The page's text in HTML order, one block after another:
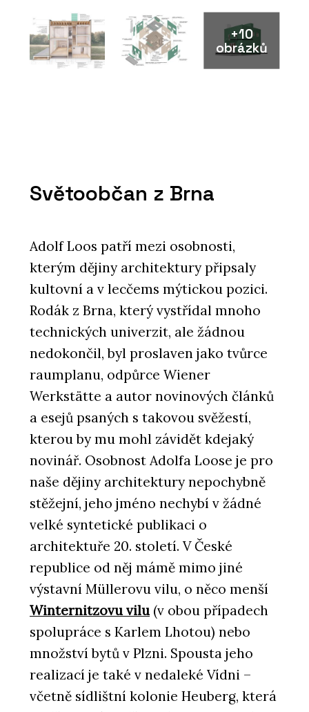
+10
obrázků
Světoobčan z Brna
Adolf Loos patří mezi osobnosti,
kterým dějiny architektury připsaly
kultovní a v lecčems mýtickou pozici.
Rodák z Brna, který vystřídal mnoho
technických univerzit, ale žádnou
nedokončil, byl proslaven jako tvůrce
raumplanu, odpůrce Wiener
Werkstätte a autor novinových článků
a esejů psaných s takovou svěžestí,
kterou by mu mohl závidět kdejaký
novinář. Osobnost Adolfa Loose je pro
naše dějiny architektury nepochybně
stěžejní, jeho jméno nechybí v žádné
velké syntetické publikaci o
architektuře 20. století. V České
republice od něj mámě mimo jiné
výstavní Müllerovu vilu, o něco menší
Winternitzovu vilu(v obou případech
spolupráce s Karlem Lhotou) nebo
množství bytů v Plzni. Spousta jeho
realizací je také v nedaleké Vídni –
včetně sídlištní kolonie Heuberg, která